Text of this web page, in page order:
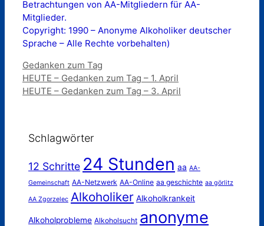
Betrachtungen von AA-Mitgliedern für AA-
Mitglieder.
Copyright: 1990 – Anonyme Alkoholiker deutscher
Sprache – Alle Rechte vorbehalten)
Kategorien
Gedanken zum Tag
HEUTE – Gedanken zum Tag – 1. April
HEUTE – Gedanken zum Tag – 3. April
Schlagwörter
12 Schritte 24 Stunden aa AA-
Gemeinschaft AA-Netzwerk AA-Online aa geschichte aa görlitz
AA Zgorzelec Alkoholiker Alkoholkrankeit
Alkoholprobleme Alkoholsucht anonyme